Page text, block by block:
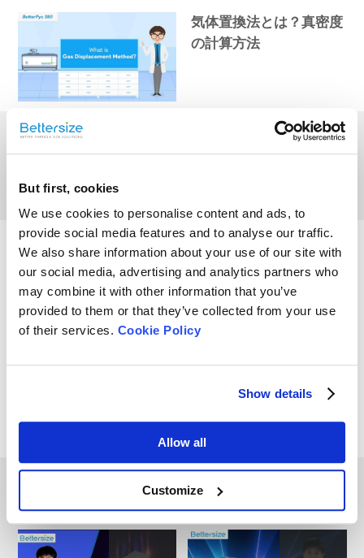
But first, cookies
We use cookies to personalise content and ads, to
provide social media features and to analyse our traffic.
We also share information about your use of our site with
our social media, advertising and analytics partners who
may combine it with other information that you’ve
provided to them or that they’ve collected from your use
of their services. Cookie Policy
Show details
Allow all
Customize
気体置換法とは？真密度
の計算方法
真密度とは？BetterPyc
380の基本原理
BetterPyc 380の概要｜多
用途ガスピクノメーター
気孔率（Open Cell
Content）を測定する方
Other Playlists